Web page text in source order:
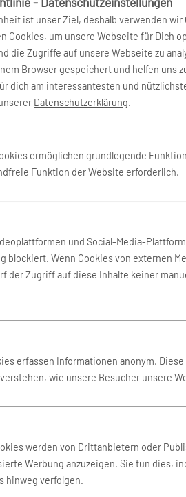
an Hertz. Das US-
führende
erfolgreiche
Ländern weltweit präsent
wird besonders von
hatte Walter L.
Damit traf er
konnte das
Das lockte
der legendären
mit enormem
Kooperationen, darunter
wurde Hertz
Auch
50
sich
ist.
im
es ein
es
ist unser Ziel, deshalb verwenden
Cookies, um unsere Webseite für Dich
die Zugriffe auf unsere Webseite zu
Browser gespeichert und helfen uns
dich am interessantesten und
Datenschutzerklärung.
ermöglichen grundlegende
Funktion der Website erforderlich.
und Social-Media-
blockiert. Wenn Cookies von externen
der Zugriff auf diese Inhalte keiner
erfassen Informationen anonym.
wie unsere Besucher unsere
werden von Drittanbietern oder
Werbung anzuzeigen. Sie tun dies,
hinweg verfolgen.